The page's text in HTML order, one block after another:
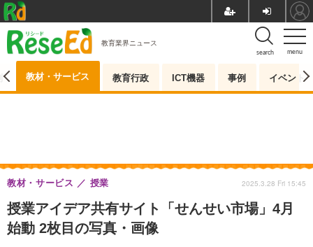
menu
search
教育業界ニュース
教材・サービス 教育行政 ICT機器 事例 イベント
授業アイデア共有サイト「せんせい市場」4月
始動 2枚目の写真・画像
教材・サービス 授業 2025.3.28 Fri 15:45